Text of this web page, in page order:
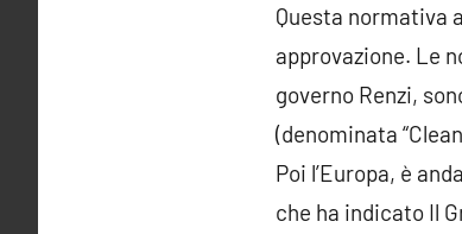
Questa normativa
approvazione. Le
governo Renzi,
(denominata
Poi l’Europa, è
che ha indicato Il